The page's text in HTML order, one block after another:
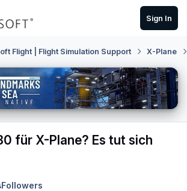
Sign In
Flight | Flight Simulation Support X-Plane
für X-Plane? Es tut sich
Followers